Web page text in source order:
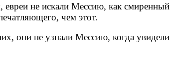
не искали Мессию, как смиренный
чем этот.
они не узнали Мессию, когда увидели